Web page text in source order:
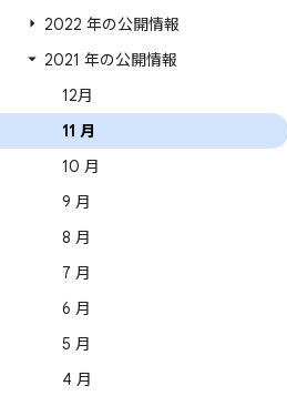
2022 年の公開情報
2021 年の公開情報
12月
11 月
10 月
9 月
8 月
7 月
6 月
5 月
4 月